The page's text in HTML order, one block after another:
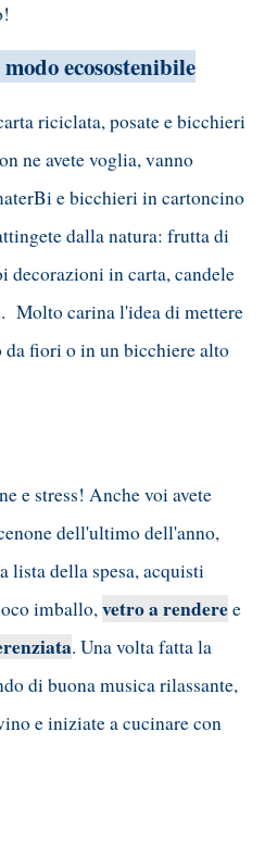
ecosostenibile
riciclata, posate e bicchieri
ne avete voglia, vanno
e bicchieri in cartoncino
dalla natura: frutta di
decorazioni in carta, candele
Molto carina l'idea di mettere
da fiori o in un bicchiere alto
e stress! Anche voi avete
dell'ultimo dell'anno,
lista della spesa, acquisti
imballo,vetro a renderee
. Una volta fatta la
di buona musica rilassante,
e iniziate a cucinare con